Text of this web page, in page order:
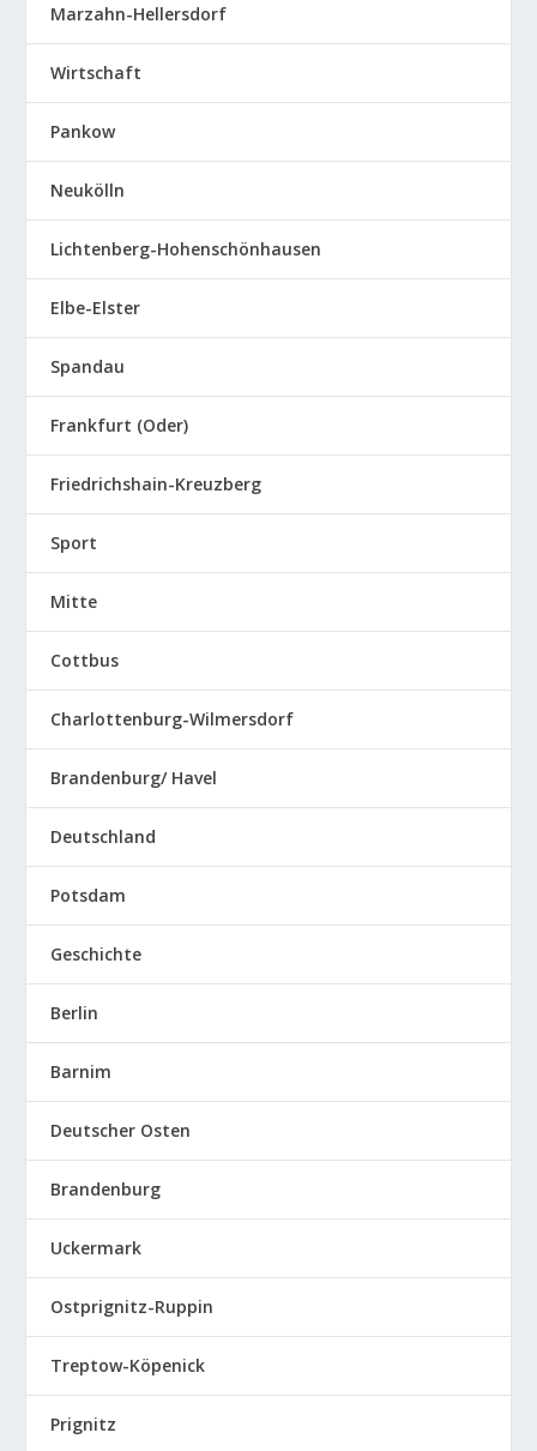
Marzahn-Hellersdorf
Wirtschaft
Pankow
Neukölln
Lichtenberg-Hohenschönhausen
Elbe-Elster
Spandau
Frankfurt (Oder)
Friedrichshain-Kreuzberg
Sport
Mitte
Cottbus
Charlottenburg-Wilmersdorf
Brandenburg/ Havel
Deutschland
Potsdam
Geschichte
Berlin
Barnim
Deutscher Osten
Brandenburg
Uckermark
Ostprignitz-Ruppin
Treptow-Köpenick
Prignitz